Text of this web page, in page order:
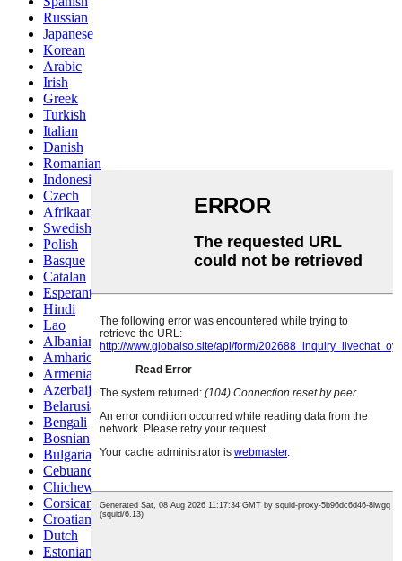
Russian
Japanese
Korean
Arabic
Irish
Greek
Turkish
Italian
Danish
Romanian
Indonesian
Czech
Afrikaans
Swedish
Polish
Basque
Catalan
Esperanto
Hindi
Lao
Albanian
Amharic
Armenian
Azerbaijani
Belarusian
Bengali
Bosnian
Bulgarian
Cebuano
Chichewa
Corsican
Croatian
Dutch
Estonian